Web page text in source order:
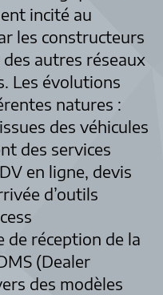
incité au
les constructeurs
autres réseaux
Les évolutions
natures :
des véhicules
des services
en ligne, devis
d’outils
de réception de la
(Dealer
des modèles